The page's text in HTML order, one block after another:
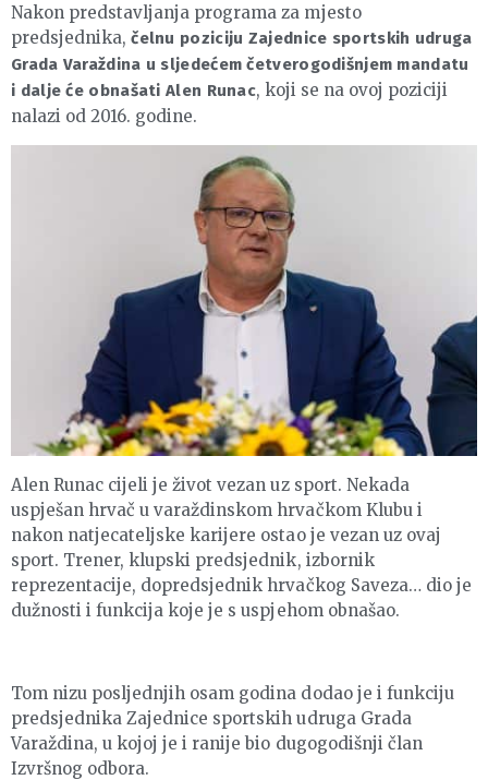
Nakon predstavljanja programa za mjesto
predsjednika,čelnu poziciju Zajednice sportskih udruga
Grada Varaždina u sljedećem četverogodišnjem mandatu
i dalje će obnašati Alen Runac, koji se na ovoj poziciji
nalazi od 2016. godine.
Alen Runac cijeli je život vezan uz sport. Nekada
uspješan hrvač u varaždinskom hrvačkom Klubu i
nakon natjecateljske karijere ostao je vezan uz ovaj
sport. Trener, klupski predsjednik, izbornik
reprezentacije, dopredsjednik hrvačkog Saveza… dio je
dužnosti i funkcija koje je s uspjehom obnašao.
Tom nizu posljednjih osam godina dodao je i funkciju
predsjednika Zajednice sportskih udruga Grada
Varaždina, u kojoj je i ranije bio dugogodišnji član
Izvršnog odbora.